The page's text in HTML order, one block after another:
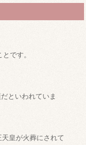
です。
といわれていま
皇が火葬にされて